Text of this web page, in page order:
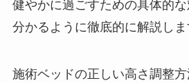
健やかに過ごすための具体的
分かるように徹底的に解説しま
施術ベッドの正しい高さ調整